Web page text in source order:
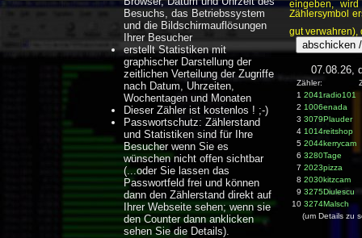
Besuchs, das Betriebssystem
und die Bildschirmauflösungen
Ihrer Besucher
erstellt Statistiken mit
graphischer Darstellung der
zeitlichen Verteilung der Zugriffe
nach Datum, Uhrzeiten,
Wochentagen und Monaten
Dieser Zähler ist kostenlos ! ;-)
Passwortschutz: Zählerstand
und Statistiken sind für Ihre
Besucher wenn Sie es
wünschen nicht offen sichtbar
(...oder Sie lassen das
Passwortfeld frei und können
dann den Zählerstand direkt auf
Ihrer Webseite sehen; wenn sie
den Counter dann anklicken
sehen Sie die Details).
eingeben,
Zählersymbol
gut verwahren),
07.08.26,
Zähler:
1 2041radio101
2 1006enada
3 3079Plauder
4 1014reitshop
5 2044kerrycam
6 3280Tage
7 2023pizza
8 2030kitzcam
9 3275Diulescu
10 3274Malsch
(um Details zu